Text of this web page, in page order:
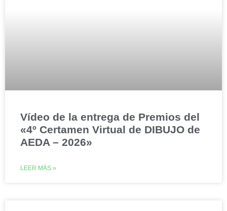
Vídeo de la entrega de Premios del
«4º Certamen Virtual de DIBUJO de
AEDA – 2026»
LEER MÁS »